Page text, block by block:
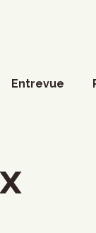
Entrevue
francophone